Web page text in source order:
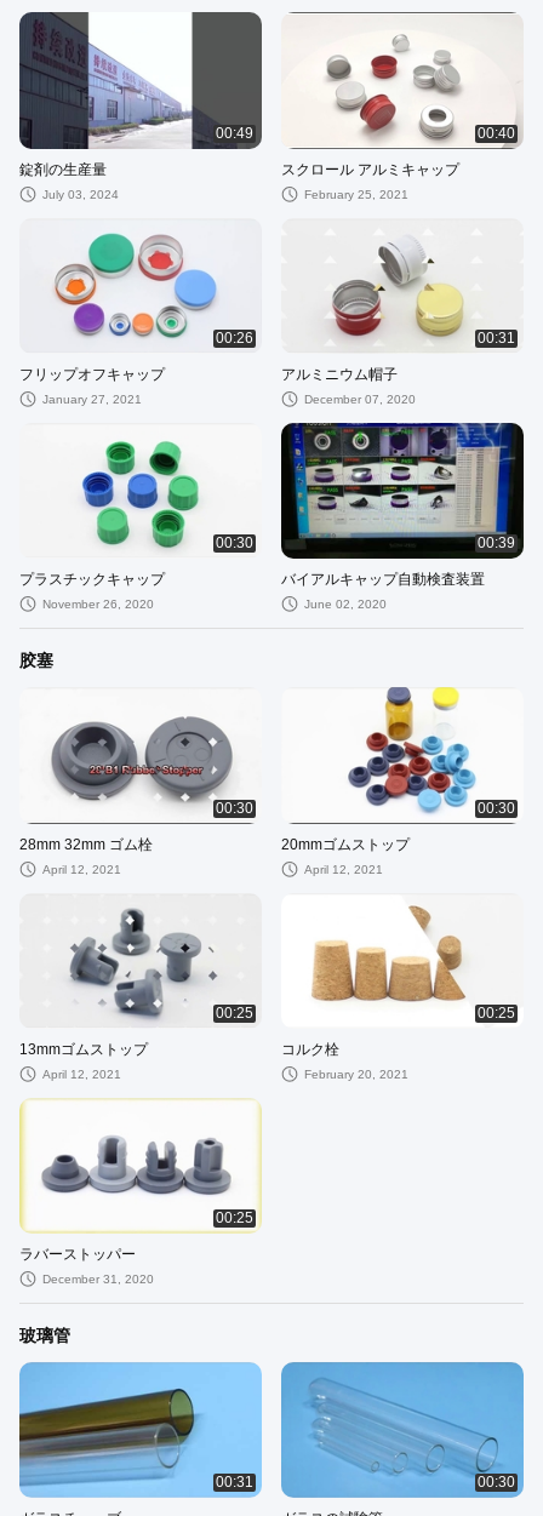
00:49
錠剤の生産量
July 03, 2024
00:40
スクロール アルミキャップ
February 25, 2021
00:26
フリップオフキャップ
January 27, 2021
00:31
アルミニウム帽子
December 07, 2020
00:30
プラスチックキャップ
November 26, 2020
00:39
バイアルキャップ自動検査装置
June 02, 2020
胶塞
00:30
28mm 32mm ゴム栓
April 12, 2021
00:30
20mmゴムストップ
April 12, 2021
00:25
13mmゴムストップ
April 12, 2021
00:25
コルク栓
February 20, 2021
00:25
ラバーストッパー
December 31, 2020
玻璃管
00:31 00:30